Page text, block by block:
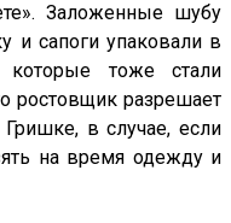
Заложенные шубу
и сапоги упаковали в
тоже стали
ростовщик разрешает
в случае, если
на время одежду и